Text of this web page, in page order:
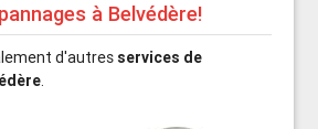
à Belvédère!
d'autres services de
.